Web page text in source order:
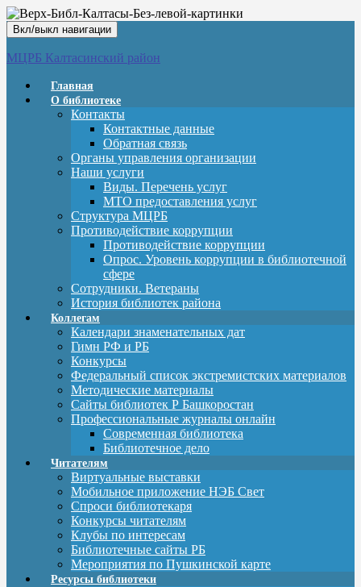
Вкл/выкл навигации
МЦРБ Калтасинский район
Главная
О библиотеке
Контакты
Контактные данные
Обратная связь
Органы управления организации
Наши услуги
Виды. Перечень услуг
МТО предоставления услуг
Структура МЦРБ
Противодействие коррупции
Противодействие коррупции
Опрос. Уровень коррупции в библиотечной
сфере
Сотрудники. Ветераны
История библиотек района
Коллегам
Календари знаменательных дат
Гимн РФ и РБ
Конкурсы
Федеральный список экстремистских материалов
Методические материалы
Сайты библиотек Р Башкоростан
Профессиональные журналы онлайн
Современная библиотека
Библиотечное дело
Читателям
Виртуальные выставки
Мобильное приложение НЭБ Свет
Спроси библиотекаря
Конкурсы читателям
Клубы по интересам
Библиотечные сайты РБ
Мероприятия по Пушкинской карте
Ресурсы библиотеки